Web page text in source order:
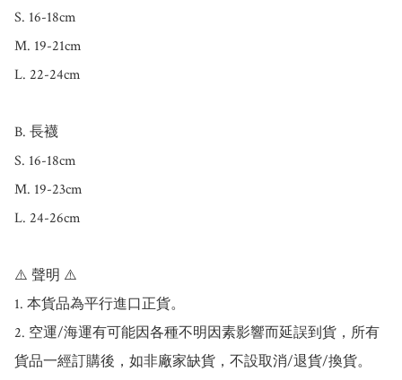
S. 16-18cm
M. 19-21cm
L. 22-24cm
B. 長襪
S. 16-18cm
M. 19-23cm
L. 24-26cm
⚠️ 聲明 ⚠️
1. 本貨品為平行進口正貨。
2. 空運/海運有可能因各種不明因素影響而延誤到貨，所有
貨品一經訂購後，如非廠家缺貨，不設取消/退貨/換貨。